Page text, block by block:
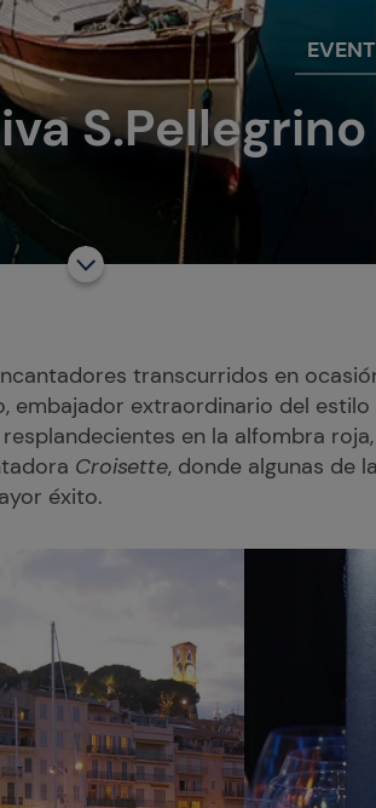
transcurridos en
embajador extraordinario del
en la alfombra
Croisette, donde algunas de
éxito.